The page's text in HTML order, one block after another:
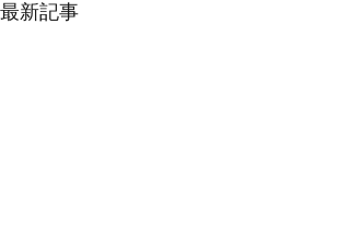
最新記事